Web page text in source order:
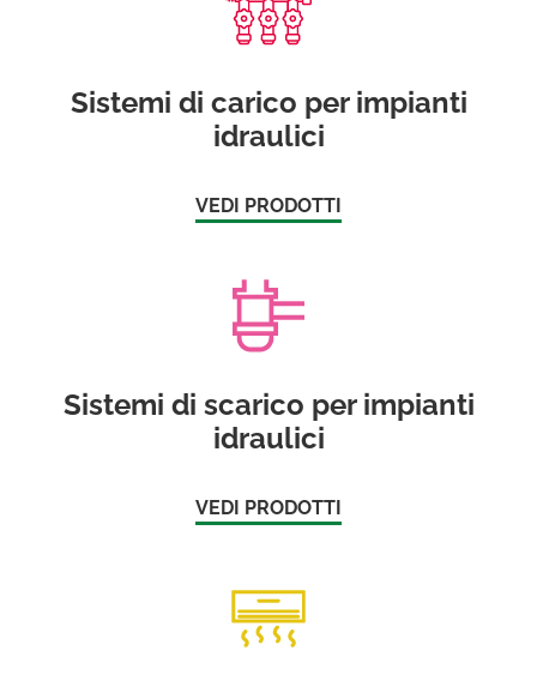
Sistemi di carico per impianti
idraulici
VEDI PRODOTTI
Sistemi di scarico per impianti
idraulici
VEDI PRODOTTI